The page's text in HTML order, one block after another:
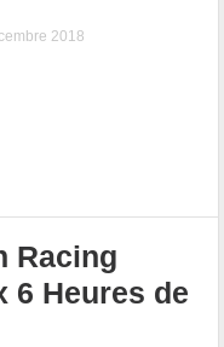
2018
Racing
6 Heures de